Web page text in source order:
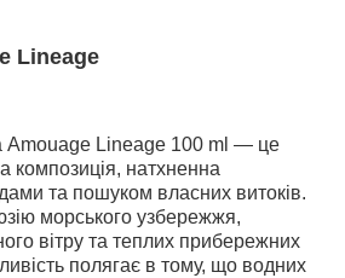
Lineage
Lineage 100 ml — це
композиція, натхненна
та пошуком власних витоків.
морського узбережжя,
вітру та теплих прибережних
полягає в тому, що водних